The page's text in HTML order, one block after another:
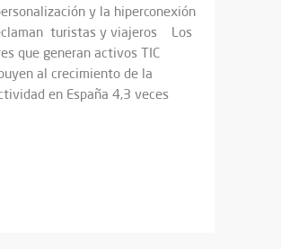
y la hiperconexión
turistas y viajeros Los
que generan activos TIC
al crecimiento de la
en España 4,3 veces